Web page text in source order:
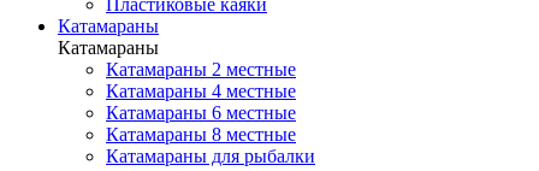
Пластиковые каяки
Катамараны
Катамараны
Катамараны 2 местные
Катамараны 4 местные
Катамараны 6 местные
Катамараны 8 местные
Катамараны для рыбалки